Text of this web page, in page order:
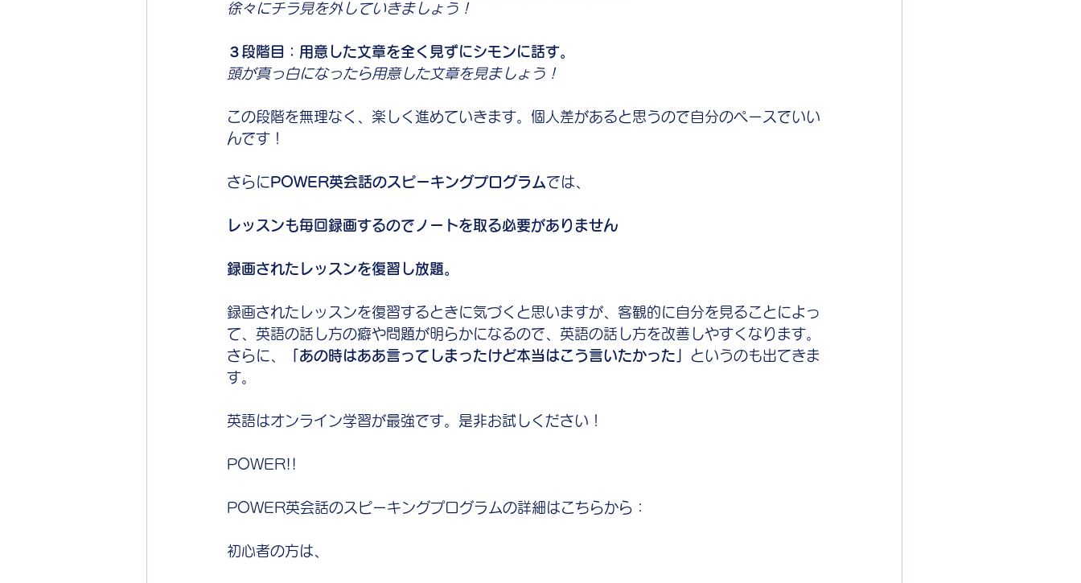
徐々にチラ見を外していきましょう！
３段階目：用意した文章を全く見ずにシモンに話す。
頭が真っ白になったら用意した文章を見ましょう！
この段階を無理なく、楽しく進めていきます。個人差があると思うので自分のペースでいい
んです！
さらにPOWER英会話のスピーキングプログラムでは、
︎レッスンも毎回録画するのでノートを取る必要がありません
録画されたレッスンを復習し放題。
録画されたレッスンを復習するときに気づくと思いますが、客観的に自分を見ることによっ
て、英語の話し方の癖や問題が明らかになるので、英語の話し方を改善しやすくなります。
さらに、
「あの時はああ言ってしまったけど本当はこう言いたかった」 というのも出てきま
す。
英語はオンライン学習が最強です。是非お試しください！
POWER!!
POWER英会話のスピーキングプログラムの詳細はこちらから：
初心者の方は、